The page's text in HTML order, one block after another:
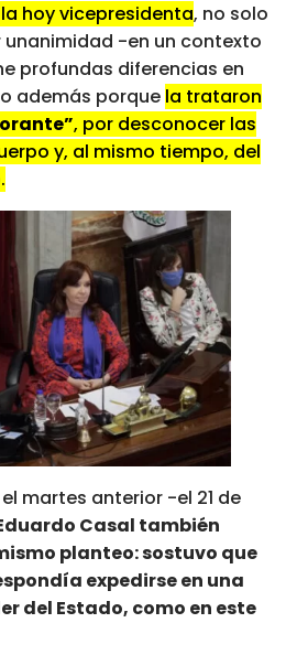
hoy vicepresidenta, no solo
-en un contexto
profundas diferencias en
además porque la trataron
, por desconocer las
y, al mismo tiempo, del
martes anterior -el 21 de
Casal también
planteo: sostuvo que
expedirse en una
del Estado, como en este